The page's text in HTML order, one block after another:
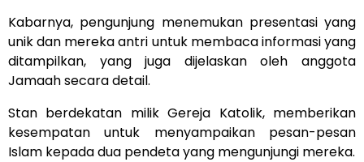
Kabarnya, pengunjung menemukan presentasi yang
unik dan mereka antri untuk membaca informasi yang
ditampilkan, yang juga dijelaskan oleh anggota
Jamaah secara detail.
Stan berdekatan milik Gereja Katolik, memberikan
kesempatan untuk menyampaikan pesan-pesan
Islam kepada dua pendeta yang mengunjungi mereka.